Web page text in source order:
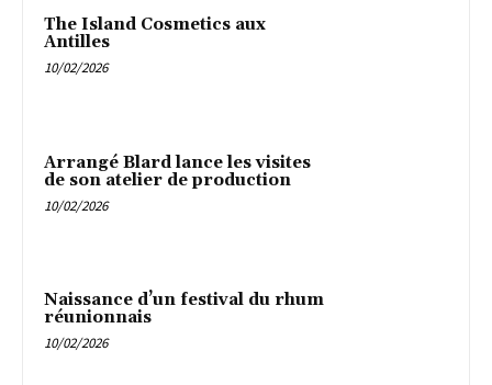
The Island Cosmetics aux
Antilles
10/02/2026
Arrangé Blard lance les visites
de son atelier de production
10/02/2026
Naissance d’un festival du rhum
réunionnais
10/02/2026